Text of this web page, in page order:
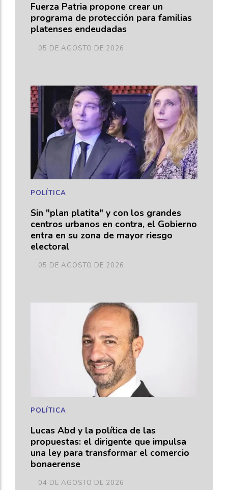
Fuerza Patria propone crear un
programa de protección para familias
platenses endeudadas
05 DE AGOSTO DE 2026
Sin "plan platita" y con los grandes
centros urbanos en contra, el Gobierno
entra en su zona de mayor riesgo
electoral
POLÍTICA
05 DE AGOSTO DE 2026
Lucas Abd y la política de las
propuestas: el dirigente que impulsa
una ley para transformar el comercio
bonaerense
POLÍTICA
04 DE AGOSTO DE 2026